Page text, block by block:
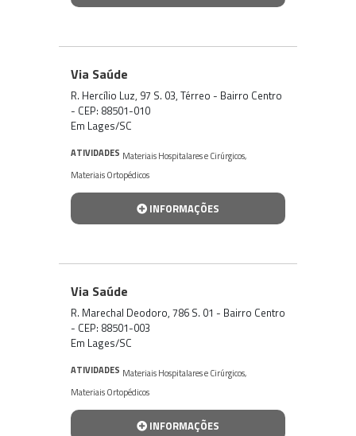
Via Saúde
R. Hercílio Luz, 97 S. 03, Térreo - Bairro Centro
- CEP: 88501-010
Em Lages/SC
ATIVIDADES Materiais Hospitalares e Cirúrgicos,
Materiais Ortopédicos
INFORMAÇÕES
Via Saúde
R. Marechal Deodoro, 786 S. 01 - Bairro Centro
- CEP: 88501-003
Em Lages/SC
ATIVIDADES Materiais Hospitalares e Cirúrgicos,
Materiais Ortopédicos
INFORMAÇÕES